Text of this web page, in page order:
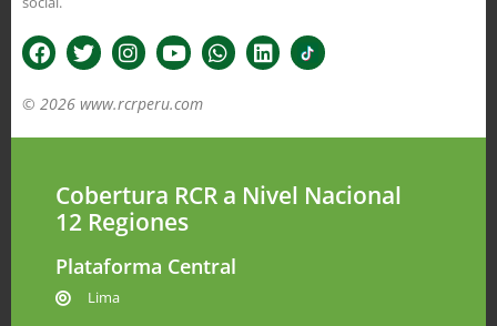
© 2026 www.rcrperu.com
Cobertura RCR a Nivel Nacional
12 Regiones
Plataforma Central
Lima